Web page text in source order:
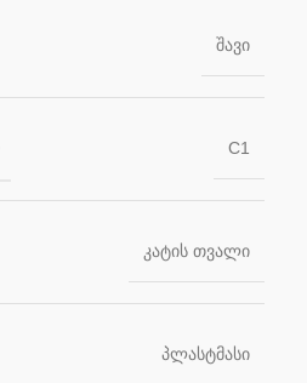
შავი
C1
კატის თვალი
პლასტმასი